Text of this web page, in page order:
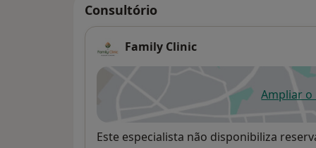
Consultório
Family Clinic
Ampliar o
Disponibilidade
Este especialista não disponibiliza